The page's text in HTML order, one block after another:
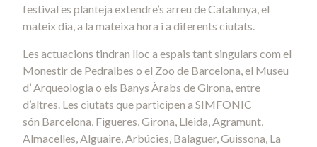
festival es planteja extendre’s arreu de Catalunya, el
mateix dia, a la mateixa hora i a diferents ciutats.
Les actuacions tindran lloc a espais tant singulars com el
Monestir de Pedralbes o el Zoo de Barcelona, el Museu
d’ Arqueologia o els Banys Àrabs de Girona, entre
d’altres. Les ciutats que participen a SIMFONIC
són Barcelona, Figueres, Girona, Lleida, Agramunt,
Almacelles, Alguaire, Arbúcies, Balaguer, Guissona, La